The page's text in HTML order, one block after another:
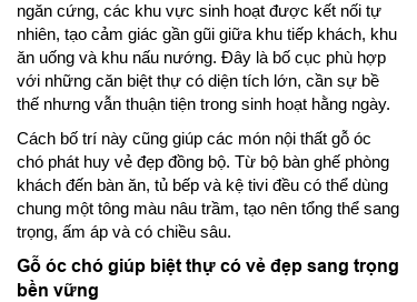
ngăn cứng, các khu vực sinh hoạt được kết nối tự
nhiên, tạo cảm giác gần gũi giữa khu tiếp khách, khu
ăn uống và khu nấu nướng. Đây là bố cục phù hợp
với những căn biệt thự có diện tích lớn, cần sự bề
thế nhưng vẫn thuận tiện trong sinh hoạt hằng ngày.
Cách bố trí này cũng giúp các món nội thất gỗ óc
chó phát huy vẻ đẹp đồng bộ. Từ bộ bàn ghế phòng
khách đến bàn ăn, tủ bếp và kệ tivi đều có thể dùng
chung một tông màu nâu trầm, tạo nên tổng thể sang
trọng, ấm áp và có chiều sâu.
Gỗ óc chó giúp biệt thự có vẻ đẹp sang trọng
bền vững